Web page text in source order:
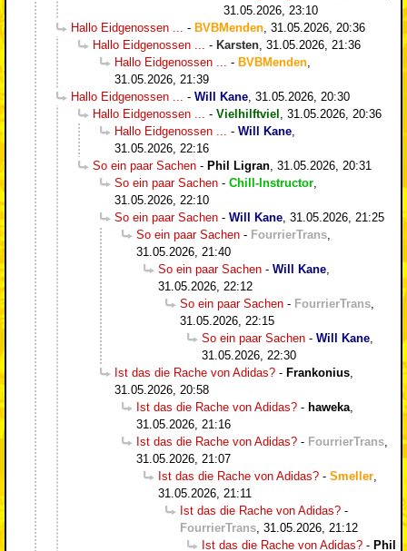
31.05.2026, 23:10
Hallo Eidgenossen ... - BVBMenden, 31.05.2026, 20:36
Hallo Eidgenossen ... - Karsten, 31.05.2026, 21:36
Hallo Eidgenossen ... - BVBMenden,
31.05.2026, 21:39
Hallo Eidgenossen ... - Will Kane, 31.05.2026, 20:30
Hallo Eidgenossen ... - Vielhilftviel , 31.05.2026, 20:36
Hallo Eidgenossen ... - Will Kane,
31.05.2026, 22:16
So ein paar Sachen - Phil Ligran, 31.05.2026, 20:31
So ein paar Sachen - Chill-Instructor,
31.05.2026, 22:10
So ein paar Sachen - Will Kane, 31.05.2026, 21:25
So ein paar Sachen - FourrierTrans,
31.05.2026, 21:40
So ein paar Sachen - Will Kane,
31.05.2026, 22:12
So ein paar Sachen - FourrierTrans,
31.05.2026, 22:15
So ein paar Sachen - Will Kane,
31.05.2026, 22:30
Ist das die Rache von Adidas? - Frankonius,
31.05.2026, 20:58
Ist das die Rache von Adidas? - haweka,
31.05.2026, 21:16
Ist das die Rache von Adidas? - FourrierTrans,
31.05.2026, 21:07
Ist das die Rache von Adidas? - Smeller,
31.05.2026, 21:11
Ist das die Rache von Adidas? -
FourrierTrans, 31.05.2026, 21:12
Ist das die Rache von Adidas? - Phil